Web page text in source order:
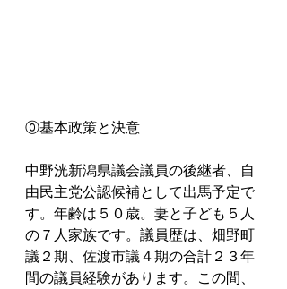
⓪基本政策と決意
中野洸新潟県議会議員の後継者、自
由民主党公認候補として出馬予定で
す。年齢は５０歳。妻と子ども５人
の７人家族です。議員歴は、畑野町
議２期、佐渡市議４期の合計２３年
間の議員経験があります。この間、